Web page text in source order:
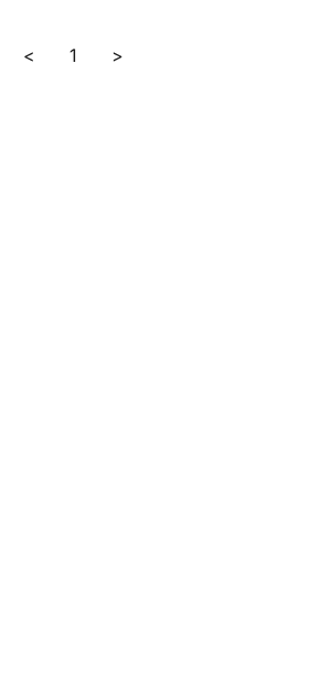
<
1 >